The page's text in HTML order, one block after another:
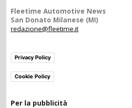
Fleetime Automotive News
San Donato Milanese (MI)
redazione@fleetime.it
Privacy Policy
Cookie Policy
Per la pubblicità